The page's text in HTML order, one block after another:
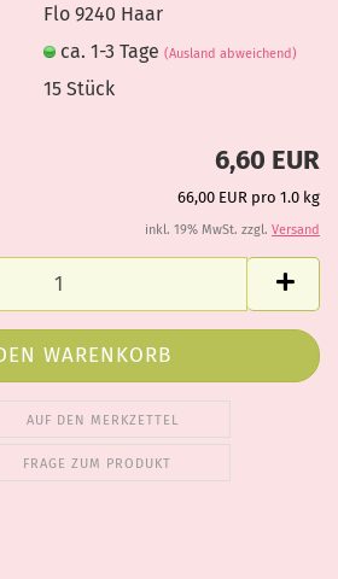
Flo 9240 Haar
ca. 1-3 Tage(Ausland abweichend)
15Stück
6,60 EUR
66,00 EUR pro 1.0 kg
inkl. 19% MwSt. zzgl. Versand
AUF DEN MERKZETTEL
FRAGE ZUM PRODUKT